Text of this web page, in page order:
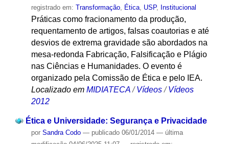
registrado em: Transformação, Ética, USP, Institucional
Práticas como fracionamento da produção,
requentamento de artigos, falsas coautorias e até
desvios de extrema gravidade são abordados na
mesa-redonda Fabricação, Falsificação e Plágio
nas Ciências e Humanidades. O evento é
organizado pela Comissão de Ética e pelo IEA.
Localizado em MIDIATECA /Vídeos /Vídeos
2012
Ética e Universidade: Segurança e Privacidade
por Sandra Codo — publicado06/01/2014 — última